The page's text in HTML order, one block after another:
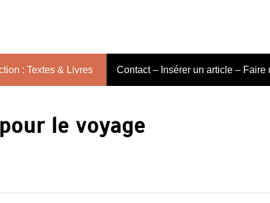
: Textes & Livres Contact – Insérer un article – Faire
le voyage